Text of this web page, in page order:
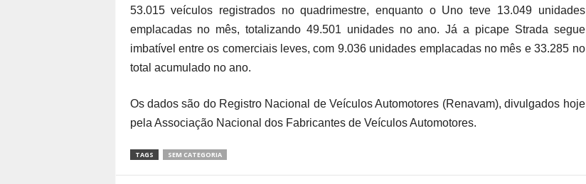
53.015 veículos registrados no quadrimestre, enquanto o Uno teve 13.049 unidades
emplacadas no mês, totalizando 49.501 unidades no ano. Já a picape Strada segue
imbatível entre os comerciais leves, com 9.036 unidades emplacadas no mês e 33.285 no
total acumulado no ano.
Os dados são do Registro Nacional de Veículos Automotores (Renavam), divulgados hoje
pela Associação Nacional dos Fabricantes de Veículos Automotores.
TAGS SEM CATEGORIA